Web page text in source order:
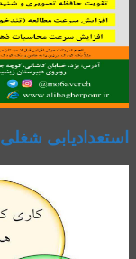
استعدادیابی شغلی